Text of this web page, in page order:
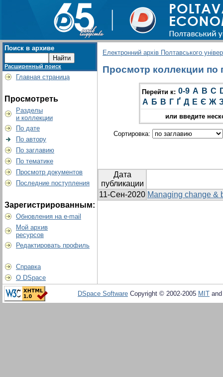
Поиск в архиве
Расширенный поиск
Главная страница
Просмотреть
Разделы
и коллекции
По дате
По автору
По заглавию
По тематике
Просмотр документов
Последние поступления
Зарегистрированным:
Обновления на e-mail
Мой архив
ресурсов
Редактировать профиль
Справка
О DSpace
Електронний архів Полтавського
Просмотр коллекции по
Перейти к: 0-9 A B C
А Б В Г Ґ Д Е Є Ж
или введите
Сортировка:
Дата
публикации
11-Сен-2020 Managing change &
DSpace Software Copyright © 2002-2005 MIT